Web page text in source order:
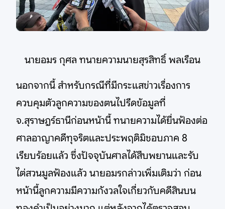
นายอมร กุศล ทนายความนายสุรสิทธิ์ พลเรือน
นอกจากนี้ สำหรับกรณีที่มีกระแสข่าวเรื่องการ
ควบคุมตัวลูกความของตนไปรีดข้อมูลที่
จ.สุราษฎร์ธานีก่อนหน้านี้ ทนายความได้ยื่นฟ้องต่อ
ศาลอาญาคดีทุจริตและประพฤติมิชอบภาค 8
เรียบร้อยแล้ว ซึ่งปัจจุบันศาลได้สืบพยานและรับ
ไต่สวนมูลฟ้องแล้ว นายอมรกล่าวเพิ่มเติมว่า ก่อน
หน้านี้ลูกความมีความกังวลใจเกี่ยวกับคดีสินบน